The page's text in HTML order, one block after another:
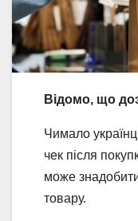
Відомо, що
Чимало
чек після
може
товару.